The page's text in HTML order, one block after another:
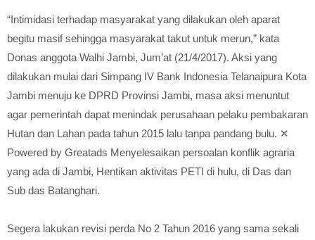
“Intimidasi terhadap masyarakat yang dilakukan oleh aparat
begitu masif sehingga masyarakat takut untuk merun,” kata
Donas anggota Walhi Jambi, Jum’at (21/4/2017). Aksi yang
dilakukan mulai dari Simpang IV Bank Indonesia Telanaipura Kota
Jambi menuju ke DPRD Provinsi Jambi, masa aksi menuntut
agar pemerintah dapat menindak perusahaan pelaku pembakaran
Hutan dan Lahan pada tahun 2015 lalu tanpa pandang bulu. ✕
Powered by Greatads Menyelesaikan persoalan konflik agraria
yang ada di Jambi, Hentikan aktivitas PETI di hulu, di Das dan
Sub das Batanghari.
Segera lakukan revisi perda No 2 Tahun 2016 yang sama sekali